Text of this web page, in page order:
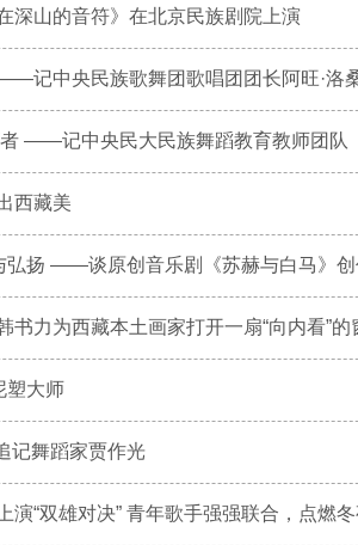
深山的音符》在北京民族剧院上演
记中央民族歌舞团歌唱团团长阿旺·洛
——记中央民大民族舞蹈教育教师团队
西藏美
弘扬 ——谈原创音乐剧《苏赫与白马》创
书力为西藏本土画家打开一扇“向内看”的
塑大师
记舞蹈家贾作光
演“双雄对决” 青年歌手强强联合，点燃